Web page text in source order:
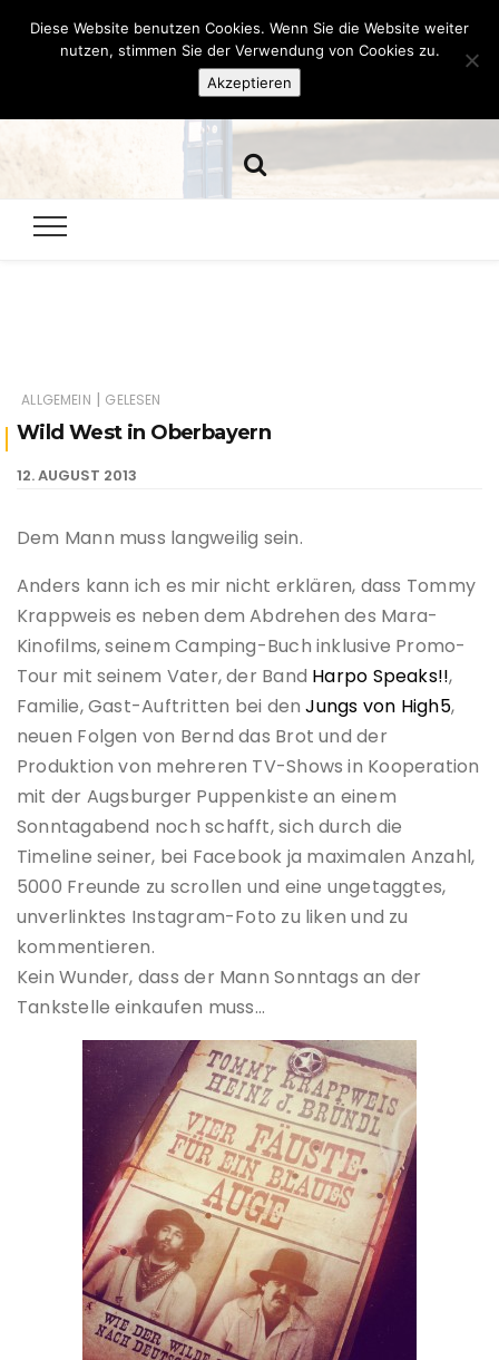
Hazamelistan
ALLGEMEIN | GELESEN
Wild West in Oberbayern
12. AUGUST 2013
Dem Mann muss langweilig sein.
Anders kann ich es mir nicht erklären, dass Tommy
Krappweis es neben dem Abdrehen des Mara-
Kinofilms, seinem Camping-Buch inklusive Promo-
Tour mit seinem Vater, der Band Harpo Speaks!!,
Familie, Gast-Auftritten bei denJungs von High5,
neuen Folgen von Bernd das Brot und der
Produktion von mehreren TV-Shows in Kooperation
mit der Augsburger Puppenkiste an einem
Sonntagabend noch schafft, sich durch die
Timeline seiner, bei Facebook ja maximalen Anzahl,
5000 Freunde zu scrollen und eine ungetaggtes,
unverlinktes Instagram-Foto zu liken und zu
kommentieren.
Kein Wunder, dass der Mann Sonntags an der
Tankstelle einkaufen muss…
Diese Website benutzen Cookies. Wenn Sie die Website weiter
nutzen, stimmen Sie der Verwendung von Cookies zu.
Akzeptieren